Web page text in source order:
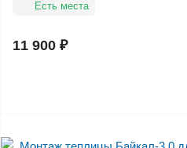
Есть места
11 900 ₽